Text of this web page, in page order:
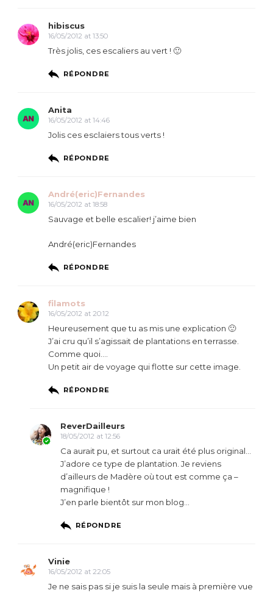
hibiscus
16/05/2012 at 13:50
Très jolis, ces escaliers au vert ! 🙂
RÉPONDRE
Anita
16/05/2012 at 14:46
Jolis ces esclaiers tous verts !
RÉPONDRE
André(eric)Fernandes
16/05/2012 at 18:58
Sauvage et belle escalier! j’aime bien
André(eric)Fernandes
RÉPONDRE
filamots
16/05/2012 at 20:12
Heureusement que tu as mis une explication 🙂
J’ai cru qu’il s’agissait de plantations en terrasse.
Comme quoi….
Un petit air de voyage qui flotte sur cette image.
RÉPONDRE
ReverDailleurs
18/05/2012 at 12:56
Ca aurait pu, et surtout ca urait été plus original…
J’adore ce type de plantation. Je reviens
d’ailleurs de Madère où tout est comme ça –
magnifique !
J’en parle bientôt sur mon blog…
RÉPONDRE
Vinie
16/05/2012 at 22:05
Je ne sais pas si je suis la seule mais à première vue